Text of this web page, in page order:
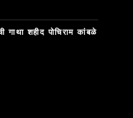
गाथा शहीद पोचिराम कांबळे